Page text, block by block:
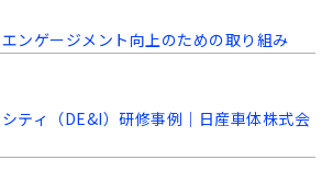
ンゲージメント向上のための取り組み
ティ（DE&I）研修事例｜日産車体株式会